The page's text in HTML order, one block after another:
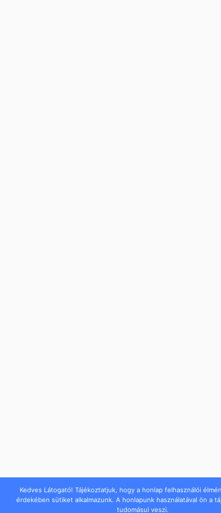
Kedves Látogató! Tájékoztatjuk, hogy a honlap felhasználói
érdekében sütiket alkalmazunk. A honlapunk használatával ön a
tudomásul veszi.